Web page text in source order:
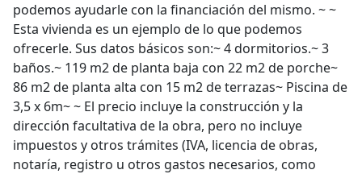
podemos ayudarle con la financiación del mismo. ~ ~
Esta vivienda es un ejemplo de lo que podemos
ofrecerle. Sus datos básicos son:~ 4 dormitorios.~ 3
baños.~ 119 m2 de planta baja con 22 m2 de porche~
86 m2 de planta alta con 15 m2 de terrazas~ Piscina de
3,5 x 6m~ ~ El precio incluye la construcción y la
dirección facultativa de la obra, pero no incluye
impuestos y otros trámites (IVA, licencia de obras,
notaría, registro u otros gastos necesarios, como